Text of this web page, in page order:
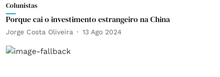
Colunistas
Porque cai o investimento estrangeiro na China
Jorge Costa Oliveira 13 Ago 2024